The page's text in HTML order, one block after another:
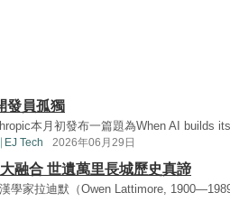
發員孤獨
本月初發布一篇題為When AI builds
Tech 2026年06月29日
融合 世遺萬里長城歷史真諦
漢學家拉迪默（Owen Lattimore,